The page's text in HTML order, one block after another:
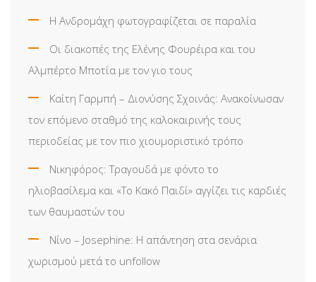
Η Ανδρομάχη φωτογραφίζεται σε παραλία
Οι διακοπές της Ελένης Φουρέιρα και του
Αλμπέρτο Μποτία με τον γιο τους
Καίτη Γαρμπή – Διονύσης Σχοινάς: Ανακοίνωσαν
τον επόμενο σταθμό της καλοκαιρινής τους
περιοδείας με τον πιο χιουμοριστικό τρόπο
Νικηφόρος: Τραγουδά με φόντο το
ηλιοβασίλεμα και «Το Κακό Παιδί» αγγίζει τις καρδιές
των θαυμαστών του
Νίνο – Josephine: Η απάντηση στα σενάρια
χωρισμού μετά το unfollow